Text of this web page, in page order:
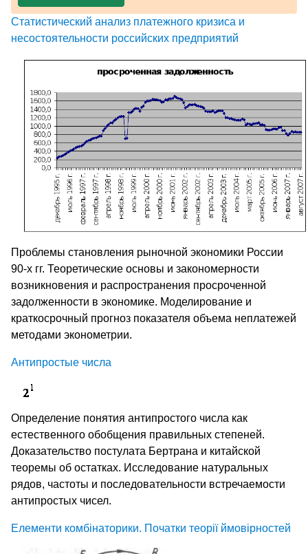
Статистический анализ платежного кризиса и
несостоятельности российских предприятий
Проблемы становления рыночной экономики России
90-х гг. Теоретические основы и закономерности
возникновения и распространения просроченной
задолженности в экономике. Моделирование и
краткосрочный прогноз показателя объема неплатежей
методами эконометрии.
Антипростые числа
Определение понятия антипростого числа как
естественного обобщения правильных степеней.
Доказательство постулата Бертрана и китайской
теоремы об остатках. Исследование натуральных
рядов, частоты и последовательности встречаемости
антипростых чисел.
Елементи комбінаторики. Початки теорії ймовірностей